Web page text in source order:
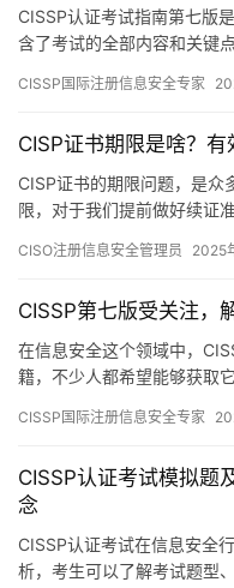
CISSP认证考试指南第七版
含了考试的全部内容和关键
CISSP国际注册信息安全专家
CISP证书期限是啥？
CISP证书的期限问题，是众
限，对于我们提前做好续证
CISO注册信息安全管理员 2025
CISSP第七版受关注，
在信息安全这个领域中，
籍，不少人都希望能够获取
CISSP国际注册信息安全专家
CISSP认证考试模拟题
念
CISSP认证考试在信息安全
析，考生可以了解考试题型